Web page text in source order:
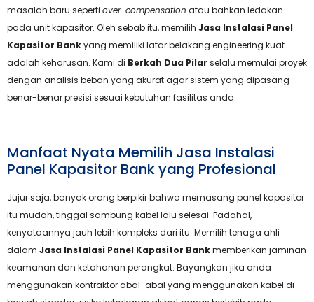
masalah baru seperti over-compensation atau bahkan ledakan
pada unit kapasitor. Oleh sebab itu, memilih Jasa Instalasi Panel
Kapasitor Bankyang memiliki latar belakang engineering kuat
adalah keharusan. Kami di Berkah Dua Pilar selalu memulai proyek
dengan analisis beban yang akurat agar sistem yang dipasang
benar-benar presisi sesuai kebutuhan fasilitas anda.
Manfaat Nyata Memilih Jasa Instalasi
Panel Kapasitor Bank yang Profesional
Jujur saja, banyak orang berpikir bahwa memasang panel kapasitor
itu mudah, tinggal sambung kabel lalu selesai. Padahal,
kenyataannya jauh lebih kompleks dari itu. Memilih tenaga ahli
dalam Jasa Instalasi Panel Kapasitor Bankmemberikan jaminan
keamanan dan ketahanan perangkat. Bayangkan jika anda
menggunakan kontraktor abal-abal yang menggunakan kabel di